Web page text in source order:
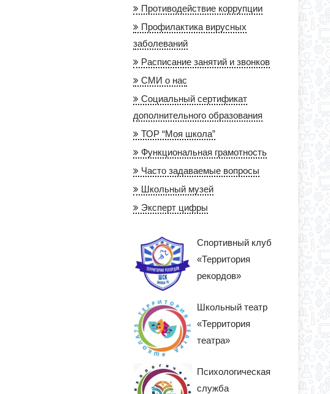
Противодействие коррупции
Профилактика вирусных
заболеваний
Расписание занятий и звонков
СМИ о нас
Социальный сертификат
дополнительного образования
ТОР “Моя школа”
Функциональная грамотность
Часто задаваемые вопросы
Школьный музей
Эксперт цифры
Спортивный клуб
«Территория
рекордов»
Школьный театр
«Территория
театра»
Психологическая
служба